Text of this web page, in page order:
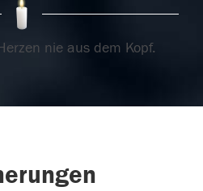
nie aus dem Kopf.